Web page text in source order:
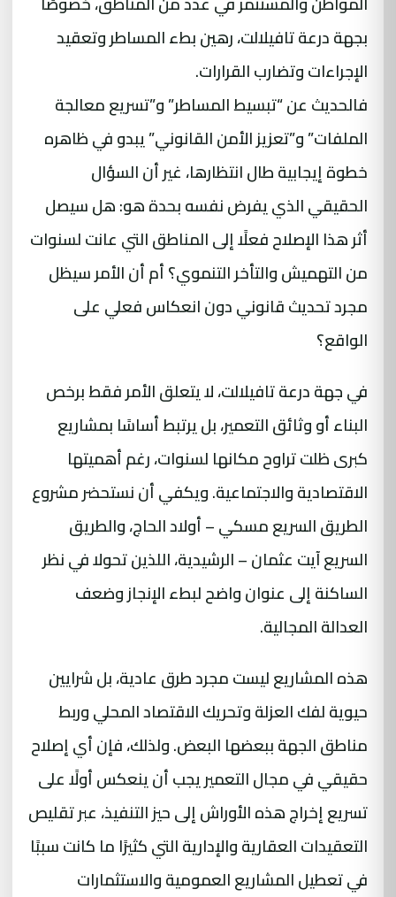
بجهة درعة تافيلالت، رهين بطء المساطر وتعقيد
الإجراءات وتضارب القرارات.
فالحديث عن “تبسيط المساطر” و”تسريع معالجة
الملفات” و”تعزيز الأمن القانوني” يبدو في ظاهره
خطوة إيجابية طال انتظارها، غير أن السؤال
الحقيقي الذي يفرض نفسه بحدة هو: هل سيصل
أثر هذا الإصلاح فعلًا إلى المناطق التي عانت لسنوات
من التهميش والتأخر التنموي؟ أم أن الأمر سيظل
مجرد تحديث قانوني دون انعكاس فعلي على
الواقع؟
في جهة درعة تافيلالت، لا يتعلق الأمر فقط برخص
البناء أو وثائق التعمير، بل يرتبط أساسًا بمشاريع
كبرى ظلت تراوح مكانها لسنوات، رغم أهميتها
الاقتصادية والاجتماعية. ويكفي أن نستحضر مشروع
الطريق السريع مسكي – أولاد الحاج، والطريق
السريع آيت عثمان – الرشيدية، اللذين تحولا في نظر
الساكنة إلى عنوان واضح لبطء الإنجاز وضعف
العدالة المجالية.
هذه المشاريع ليست مجرد طرق عادية، بل شرايين
حيوية لفك العزلة وتحريك الاقتصاد المحلي وربط
مناطق الجهة ببعضها البعض. ولذلك، فإن أي إصلاح
حقيقي في مجال التعمير يجب أن ينعكس أولًا على
تسريع إخراج هذه الأوراش إلى حيز التنفيذ، عبر تقليص
التعقيدات العقارية والإدارية التي كثيرًا ما كانت سببًا
في تعطيل المشاريع العمومية والاستثمارات